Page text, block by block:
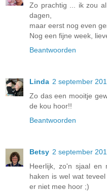
Zo prachtig ... ik zou
dagen,
maar eerst nog even
Nog een fijne week,
Beantwoorden
Linda 2 september
Zo das een mooitje
de kou hoor!!
Beantwoorden
Betsy 2 september
Heerlijk, zo'n sjaal en
haken is wel wat
er niet mee hoor ;)